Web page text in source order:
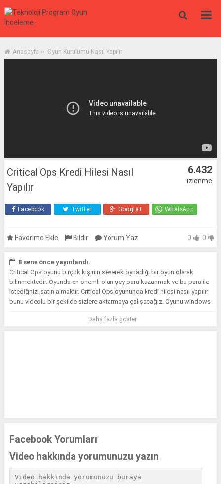
Anasayfa ›› Oyun Kurulumu Nasıl Yapılır
Critical Ops Kredi Hilesi Nasıl
Yapılır
6.432
izlenme
Facebook Twitter Google+
Favorime Ekle Bildir Yorum Yaz 0 0
8 sene önce yayınlandı.
Critical Ops oyunu birçok kişinin severek oynadığı bir oyun olarak
bilinmektedir. Oyunda en önemli olan şey para kazanmak ve bu para ile
istediğnizi satın almaktır. Critical Ops oyununda kredi hilesi nasıl yapılır
bunu videolu bir şekilde sizlere aktarmaya çalışacağız. Oyunu windows
oyunu/ adresini kullanabilirsiniz.Daha fazla göster
Facebook Yorumları
Video hakkında yorumunuzu yazın